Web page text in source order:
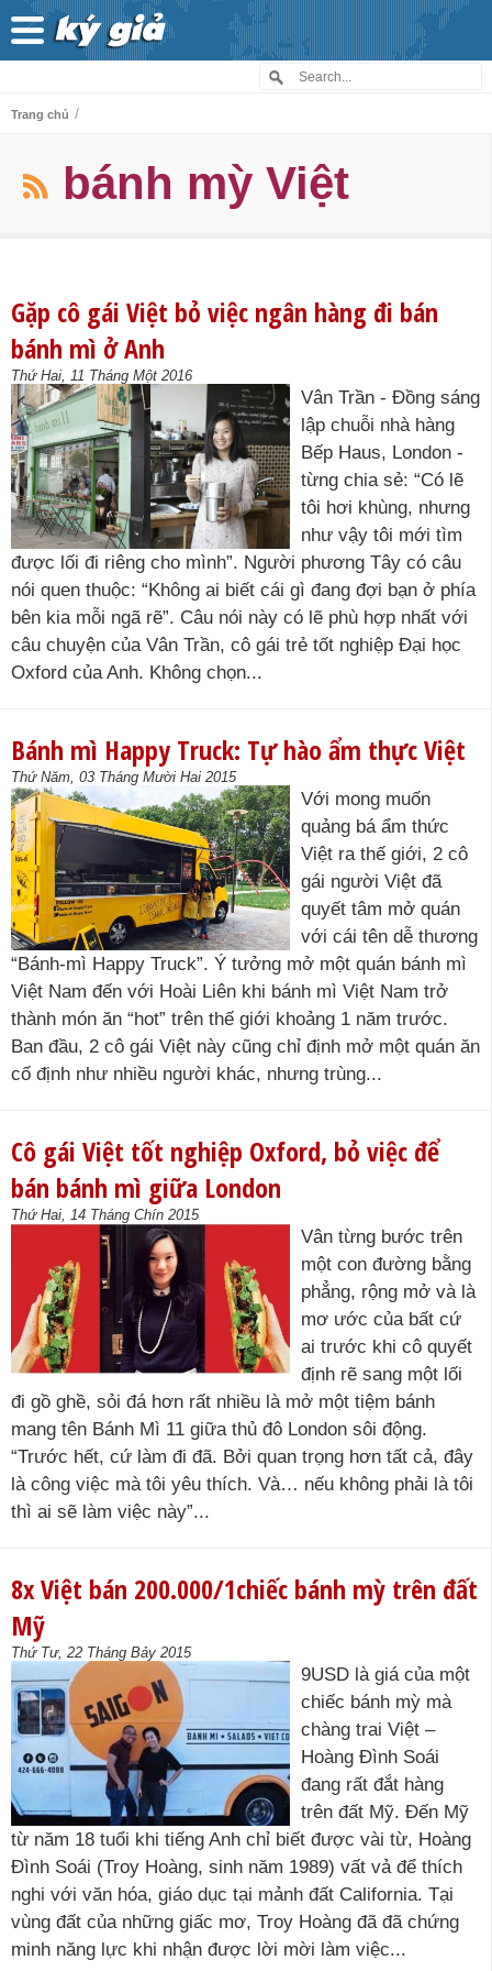
Trang chủ /
bánh mỳ Việt
Gặp cô gái Việt bỏ việc ngân hàng đi bán
bánh mì ở Anh
Thứ Hai, 11 Tháng Một 2016
Vân Trần - Đồng sáng
lập chuỗi nhà hàng
Bếp Haus, London -
từng chia sẻ: “Có lẽ
tôi hơi khùng, nhưng
như vậy tôi mới tìm
được lối đi riêng cho mình”. Người phương Tây có câu
nói quen thuộc: “Không ai biết cái gì đang đợi bạn ở phía
bên kia mỗi ngã rẽ”. Câu nói này có lẽ phù hợp nhất với
câu chuyện của Vân Trần, cô gái trẻ tốt nghiệp Đại học
Oxford của Anh. Không chọn...
Bánh mì Happy Truck: Tự hào ẩm thực Việt
Thứ Năm, 03 Tháng Mười Hai 2015
Với mong muốn
quảng bá ẩm thức
Việt ra thế giới, 2 cô
gái người Việt đã
quyết tâm mở quán
với cái tên dễ thương
“Bánh-mì Happy Truck”. Ý tưởng mở một quán bánh mì
Việt Nam đến với Hoài Liên khi bánh mì Việt Nam trở
thành món ăn “hot” trên thế giới khoảng 1 năm trước.
Ban đầu, 2 cô gái Việt này cũng chỉ định mở một quán ăn
cố định như nhiều người khác, nhưng trùng...
Cô gái Việt tốt nghiệp Oxford, bỏ việc để
bán bánh mì giữa London
Thứ Hai, 14 Tháng Chín 2015
Vân từng bước trên
một con đường bằng
phẳng, rộng mở và là
mơ ước của bất cứ
ai trước khi cô quyết
định rẽ sang một lối
đi gồ ghề, sỏi đá hơn rất nhiều là mở một tiệm bánh
mang tên Bánh Mì 11 giữa thủ đô London sôi động.
“Trước hết, cứ làm đi đã. Bởi quan trọng hơn tất cả, đây
là công việc mà tôi yêu thích. Và… nếu không phải là tôi
thì ai sẽ làm việc này”...
8x Việt bán 200.000/1chiếc bánh mỳ trên đất
Mỹ
Thứ Tư, 22 Tháng Bảy 2015
9USD là giá của một
chiếc bánh mỳ mà
chàng trai Việt –
Hoàng Đình Soái
đang rất đắt hàng
trên đất Mỹ. Đến Mỹ
từ năm 18 tuổi khi tiếng Anh chỉ biết được vài từ, Hoàng
Đình Soái (Troy Hoàng, sinh năm 1989) vất vả để thích
nghi với văn hóa, giáo dục tại mảnh đất California. Tại
vùng đất của những giấc mơ, Troy Hoàng đã đã chứng
minh năng lực khi nhận được lời mời làm việc...